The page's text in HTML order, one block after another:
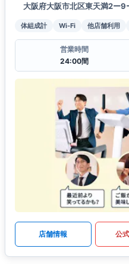
大阪府大阪市北区東天満2ー9
体組成計 Wi-Fi 他店舗利用
営業時間
24:00間
店舗情報 公